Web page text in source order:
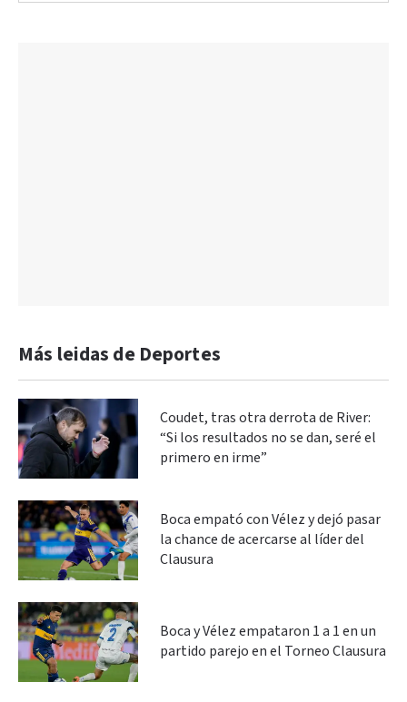
Más leidas de Deportes
Coudet, tras otra derrota de River:
“Si los resultados no se dan, seré el
primero en irme”
Boca empató con Vélez y dejó pasar
la chance de acercarse al líder del
Clausura
Boca y Vélez empataron 1 a 1 en un
partido parejo en el Torneo Clausura